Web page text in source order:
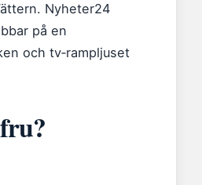
Nyheter24
på en
och tv‑rampljuset